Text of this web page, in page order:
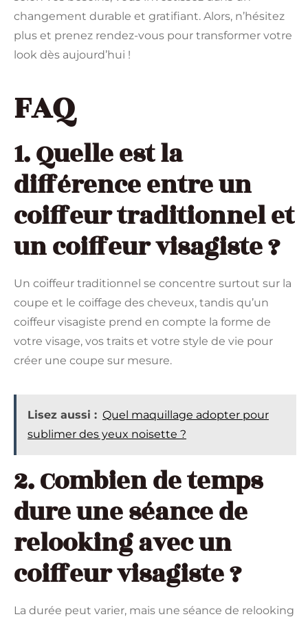
changement durable et gratifiant. Alors, n’hésitez
plus et prenez rendez-vous pour transformer votre
look dès aujourd’hui !
FAQ
1. Quelle est la
différence entre un
coiffeur traditionnel et
un coiffeur visagiste ?
Un coiffeur traditionnel se concentre surtout sur la
coupe et le coiffage des cheveux, tandis qu’un
coiffeur visagiste prend en compte la forme de
votre visage, vos traits et votre style de vie pour
créer une coupe sur mesure.
Lisez aussi : Quel maquillage adopter pour
sublimer des yeux noisette ?
2. Combien de temps
dure une séance de
relooking avec un
coiffeur visagiste ?
La durée peut varier, mais une séance de relooking